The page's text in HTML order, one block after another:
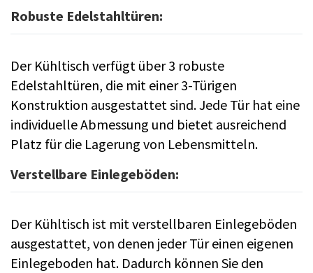
Robuste Edelstahltüren:
Der Kühltisch verfügt über 3 robuste
Edelstahltüren, die mit einer 3-Türigen
Konstruktion ausgestattet sind. Jede Tür hat eine
individuelle Abmessung und bietet ausreichend
Platz für die Lagerung von Lebensmitteln.
Verstellbare Einlegeböden:
Der Kühltisch ist mit verstellbaren Einlegeböden
ausgestattet, von denen jeder Tür einen eigenen
Einlegeboden hat. Dadurch können Sie den